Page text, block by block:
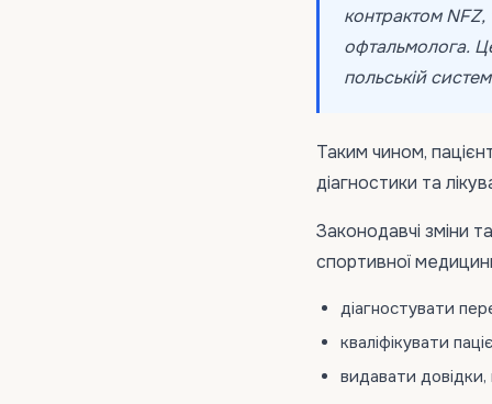
контрактом
офтальмолога.
польській
Таким чином,
діагностики та
Законодавчі зміни
спортивної
діагностувати
кваліфікувати
видавати довідки,